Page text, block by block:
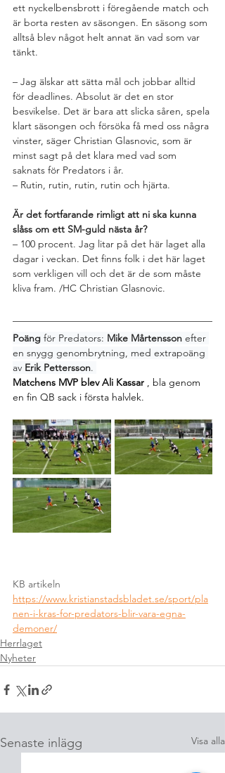
ett nyckelbensbrott i föregående match och
är borta resten av säsongen. En säsong som
alltså blev något helt annat än vad som var
tänkt.
– Jag älskar att sätta mål och jobbar alltid
för deadlines. Absolut är det en stor
besvikelse. Det är bara att slicka såren, spela
klart säsongen och försöka få med oss några
vinster, säger Christian Glasnovic, som är
minst sagt på det klara med vad som
saknats för Predators i år.
– Rutin, rutin, rutin, rutin och hjärta.
Är det fortfarande rimligt att ni ska kunna
slåss om ett SM-guld nästa år?
– 100 procent. Jag litar på det här laget alla
dagar i veckan. Det finns folk i det här laget
som verkligen vill och det är de som måste
kliva fram. /HC Christian Glasnovic.
Poäng för Predators: Mike Mårtensson efter
en snygg genombrytning, med extrapoäng
av Erik Pettersson.
Matchens MVP blev Ali Kassar , bla genom
en fin QB sack i första halvlek.
KB artikeln
https://www.kristianstadsbladet.se/sport/pla
nen-i-kras-for-predators-blir-vara-egna-
demoner/
Herrlaget
Nyheter
Senaste inlägg Visa alla